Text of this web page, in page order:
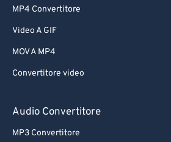
MP4 Convertitore
Video A GIF
MOV A MP4
Convertitore video
Audio Convertitore
MP3 Convertitore